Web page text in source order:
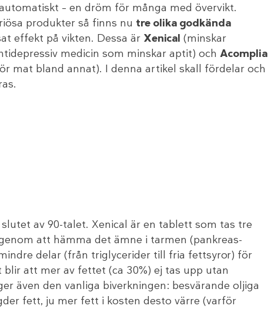
– en dröm för många med övervikt.
produkter så finns nu tre olika godkända
effekt på vikten. Dessa är Xenical (minskar
medicin som minskar aptit) och Acomplia
mat bland annat). I denna artikel skall fördelar och
av 90-talet. Xenical är en tablett som tas tre
att hämma det ämne i tarmen (pankreas-
delar (från triglycerider till fria fettsyror) för
att mer av fettet (ca 30%) ej tas upp utan
även den vanliga biverkningen: besvärande oljiga
fett, ju mer fett i kosten desto värre (varför